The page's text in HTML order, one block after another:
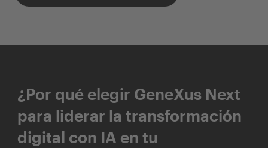
¿Por qué elegir GeneXus Next
para liderar la transformación
digital con IA en tu